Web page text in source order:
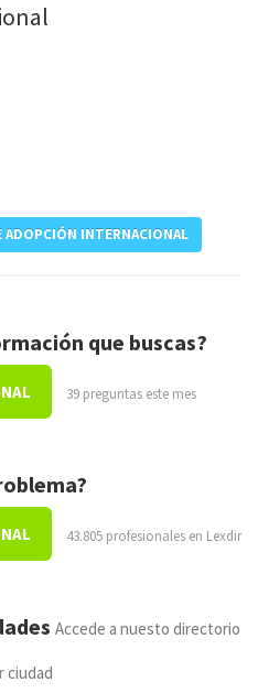
ADOPCIÓN INTERNACIONAL
que buscas?
39 preguntas este mes
43.805 profesionales en Lexdir
Accede a nuesto directorio
ciudad